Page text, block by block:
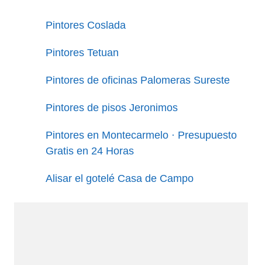
Pintores Coslada
Pintores Tetuan
Pintores de oficinas Palomeras Sureste
Pintores de pisos Jeronimos
Pintores en Montecarmelo · Presupuesto
Gratis en 24 Horas
Alisar el gotelé Casa de Campo